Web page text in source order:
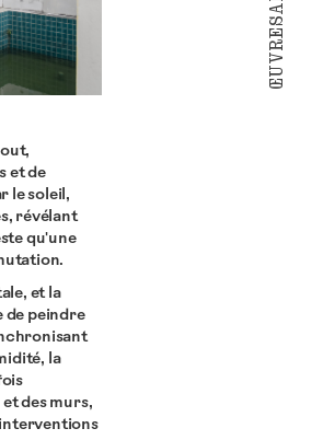
ŒUVRES
et de
le soleil,
révélant
qu'une
et la
de peindre
la
des murs,
interventions